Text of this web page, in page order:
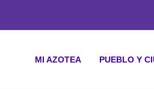
MI AZOTEA PUEBLO Y